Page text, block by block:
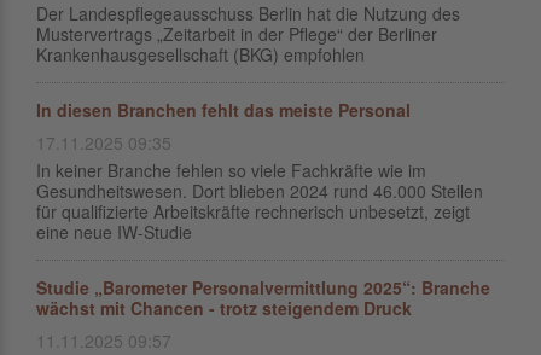
Der Landespflegeausschuss Berlin hat die Nutzung des
Mustervertrags „Zeitarbeit in der Pflege“ der Berliner
Krankenhausgesellschaft (BKG) empfohlen
In diesen Branchen fehlt das meiste Personal
17.11.2025 09:35
In keiner Branche fehlen so viele Fachkräfte wie im
Gesundheitswesen. Dort blieben 2024 rund 46.000 Stellen
für qualifizierte Arbeitskräfte rechnerisch unbesetzt, zeigt
eine neue IW-Studie
Studie „Barometer Personalvermittlung 2025“: Branche
wächst mit Chancen - trotz steigendem Druck
11.11.2025 09:57